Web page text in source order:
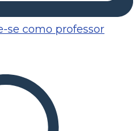
se como professor